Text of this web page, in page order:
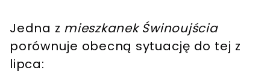
Jedna z mieszkanek Świnoujścia
porównuje obecną sytuację do tej z
lipca: